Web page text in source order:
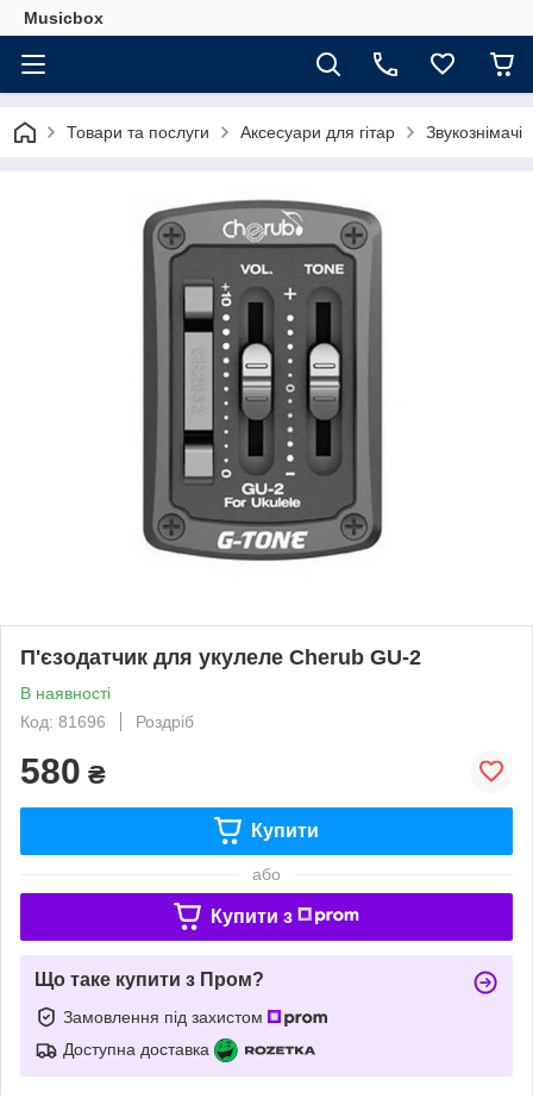
Musicbox
Товари та послуги Аксесуари для гітар Звукознімачі
П'єзодатчик для укулеле Cherub GU-2
В наявності
Код: 81696
Роздріб
580 ₴
Купити
або
Купити з
Що таке купити з Пром?
Замовлення під захистом
Доступна доставка